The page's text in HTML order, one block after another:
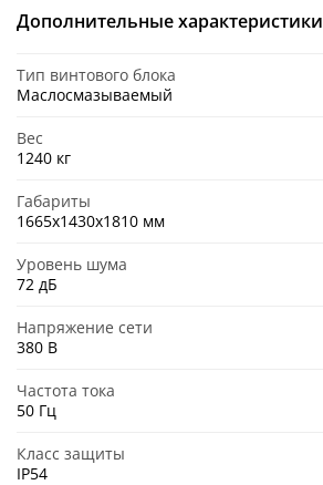
Дополнительные характеристики
Тип винтового блока
Маслосмазываемый
Вес
1240 кг
Габариты
1665x1430x1810 мм
Уровень шума
72 дБ
Напряжение сети
380 В
Частота тока
50 Гц
Класс защиты
IP54